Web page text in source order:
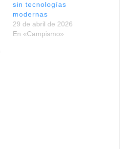
sin tecnologías
modernas
29 de abril de 2026
En «Campismo»